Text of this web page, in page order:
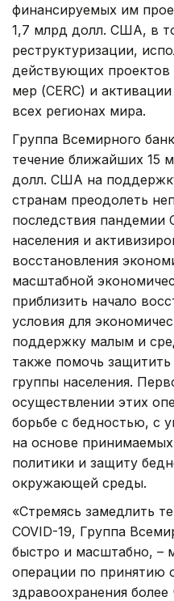
финансируемых им
1,7 млрд долл. США, в
реструктуризации,
действующих проектов
мер (CERC) и
всех регионах мира.
Группа Всемирного
течение ближайших 15
долл. США на
странам преодолеть
последствия пандемии
населения и
восстановления
масштабной
приблизить начало
условия для
поддержку малым и
также помочь
группы населения.
осуществлении этих
борьбе с бедностью, с
на основе
политики и защиту
окружающей среды.
«Стремясь замедлить
COVID-19, Группа
быстро и масштабно, –
операции по принятию
здравоохранения